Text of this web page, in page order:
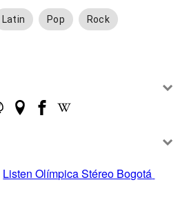
Latin Pop Rock
Listen Olímpica Stéreo Bogotá